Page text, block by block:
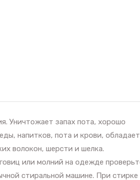
Уничтожает запах пота, хорошо
напитков, пота и крови, обладает
волокон, шерсти и шелка.
или молний на одежде
стиральной машине. При стирке